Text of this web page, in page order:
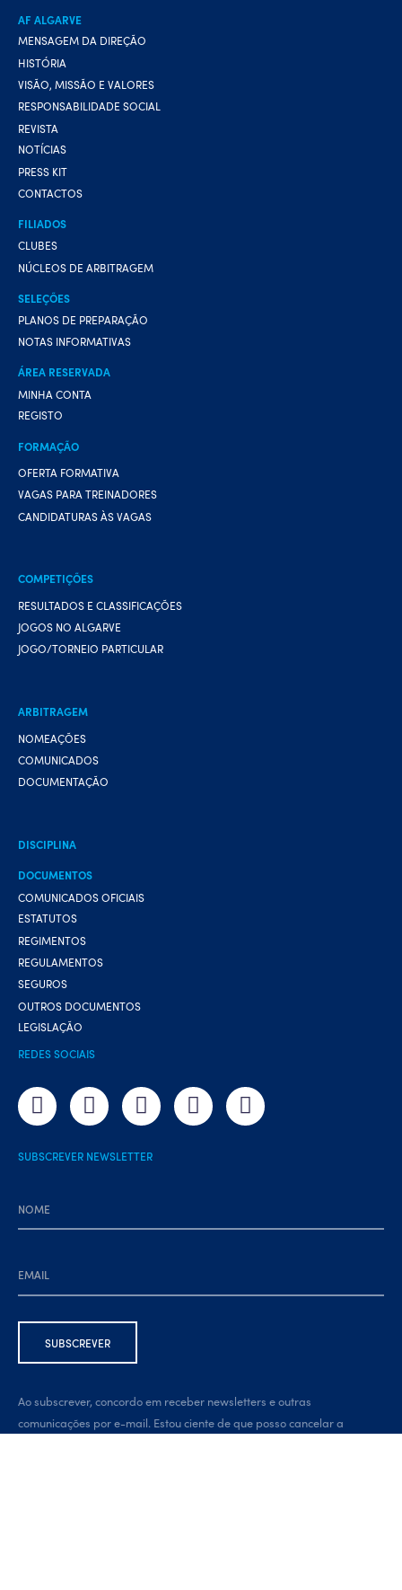
AF ALGARVE
MENSAGEM DA DIREÇÃO
HISTÓRIA
VISÃO, MISSÃO E VALORES
RESPONSABILIDADE SOCIAL
REVISTA
NOTÍCIAS
PRESS KIT
CONTACTOS
FILIADOS
CLUBES
NÚCLEOS DE ARBITRAGEM
SELEÇÕES
PLANOS DE PREPARAÇÃO
NOTAS INFORMATIVAS
ÁREA RESERVADA
MINHA CONTA
REGISTO
FORMAÇÃO
OFERTA FORMATIVA
VAGAS PARA TREINADORES
CANDIDATURAS ÀS VAGAS
COMPETIÇÕES
RESULTADOS E CLASSIFICAÇÕES
JOGOS NO ALGARVE
JOGO/TORNEIO PARTICULAR
ARBITRAGEM
NOMEAÇÕES
COMUNICADOS
DOCUMENTAÇÃO
DISCIPLINA
DOCUMENTOS
COMUNICADOS OFICIAIS
ESTATUTOS
REGIMENTOS
REGULAMENTOS
SEGUROS
OUTROS DOCUMENTOS
LEGISLAÇÃO
REDES SOCIAIS
SUBSCREVER NEWSLETTER
Ao subscrever, concordo em receber newsletters e outras
comunicações por e-mail. Estou ciente de que posso cancelar a